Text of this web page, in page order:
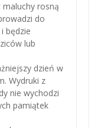
: maluchy rosną
do
będzie
lub
dzień w
Wydruki z
nie wychodzi
pamiątek